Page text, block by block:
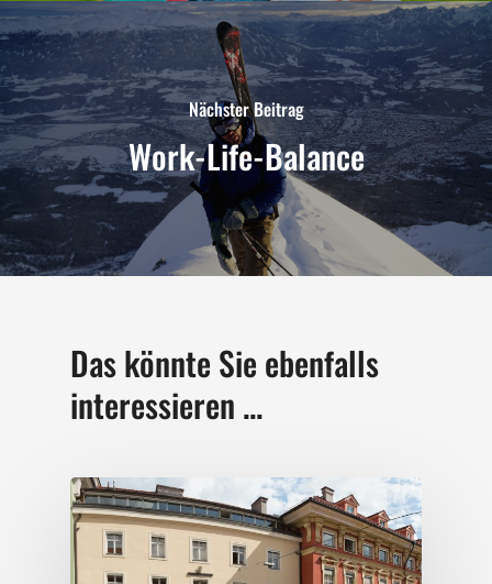
Nächster Beitrag
Work-Life-Balance
Das könnte Sie ebenfalls
interessieren ...